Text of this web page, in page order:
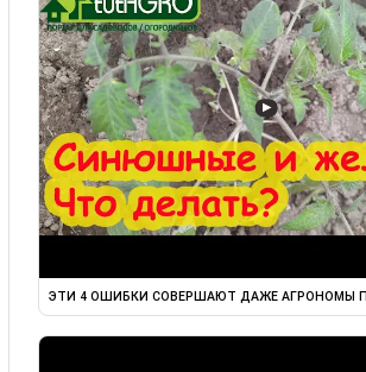
▶
ЭТИ 4 ОШИБКИ СОВЕРШАЮТ ДАЖЕ АГРОНОМЫ